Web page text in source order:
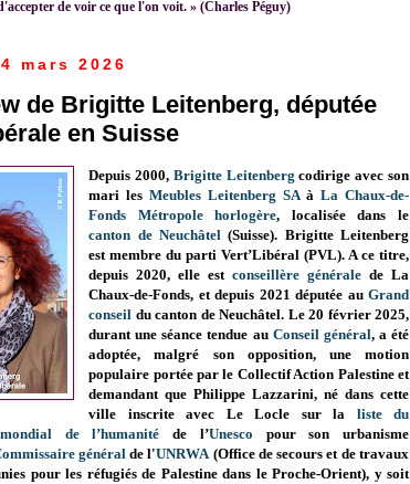
de voir ce que l'on voit. » (Charles Péguy)
mars 2026
de Brigitte Leitenberg, députée
en Suisse
Depuis 2000, Brigitte Leitenberg codirige avec son
mari lesMeubles Leitenberg SAàLa Chaux-de-
Fonds Métropole horlogère, localisée dans le
canton de Neuchâtel(Suisse). Brigitte Leitenberg
est membre du parti Vert’Libéral (PVL). A ce titre,
depuis 2020, elle estconseillère générale de La
Chaux-de-Fonds, et depuis 2021 députée au Grand
conseil du canton de Neuchâtel. Le 20 février 2025,
durant une séance tendue au Conseil général, a été
adoptée, malgré son opposition, une motion
populaire portée par le Collectif Action Palestine et
demandant que Philippe Lazzarini, né dans cette
ville inscrite avec Le Locle sur la liste du
de l’humanité de l’Unesco pour son urbanisme
généralde l'UNRWA(Office de secours et de travaux
pour les réfugiés de Palestine dans le Proche-Orient), y soit